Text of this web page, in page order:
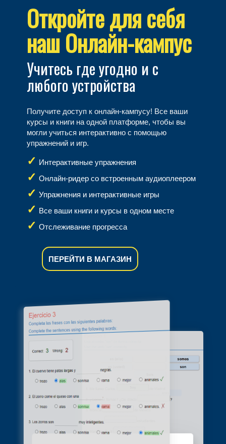
Откройте для себя
наш Онлайн-кампус
Учитесь где угодно и с
любого устройства
Получите доступ к онлайн-кампусу! Все ваши
курсы и книги на одной платформе, чтобы вы
могли учиться интерактивно с помощью
упражнений и игр.
Интерактивные упражнения
Онлайн-ридер со встроенным аудиоплеером
Упражнения и интерактивные игры
Все ваши книги и курсы в одном месте
Отслеживание прогресса
ПЕРЕЙТИ В МАГАЗИН